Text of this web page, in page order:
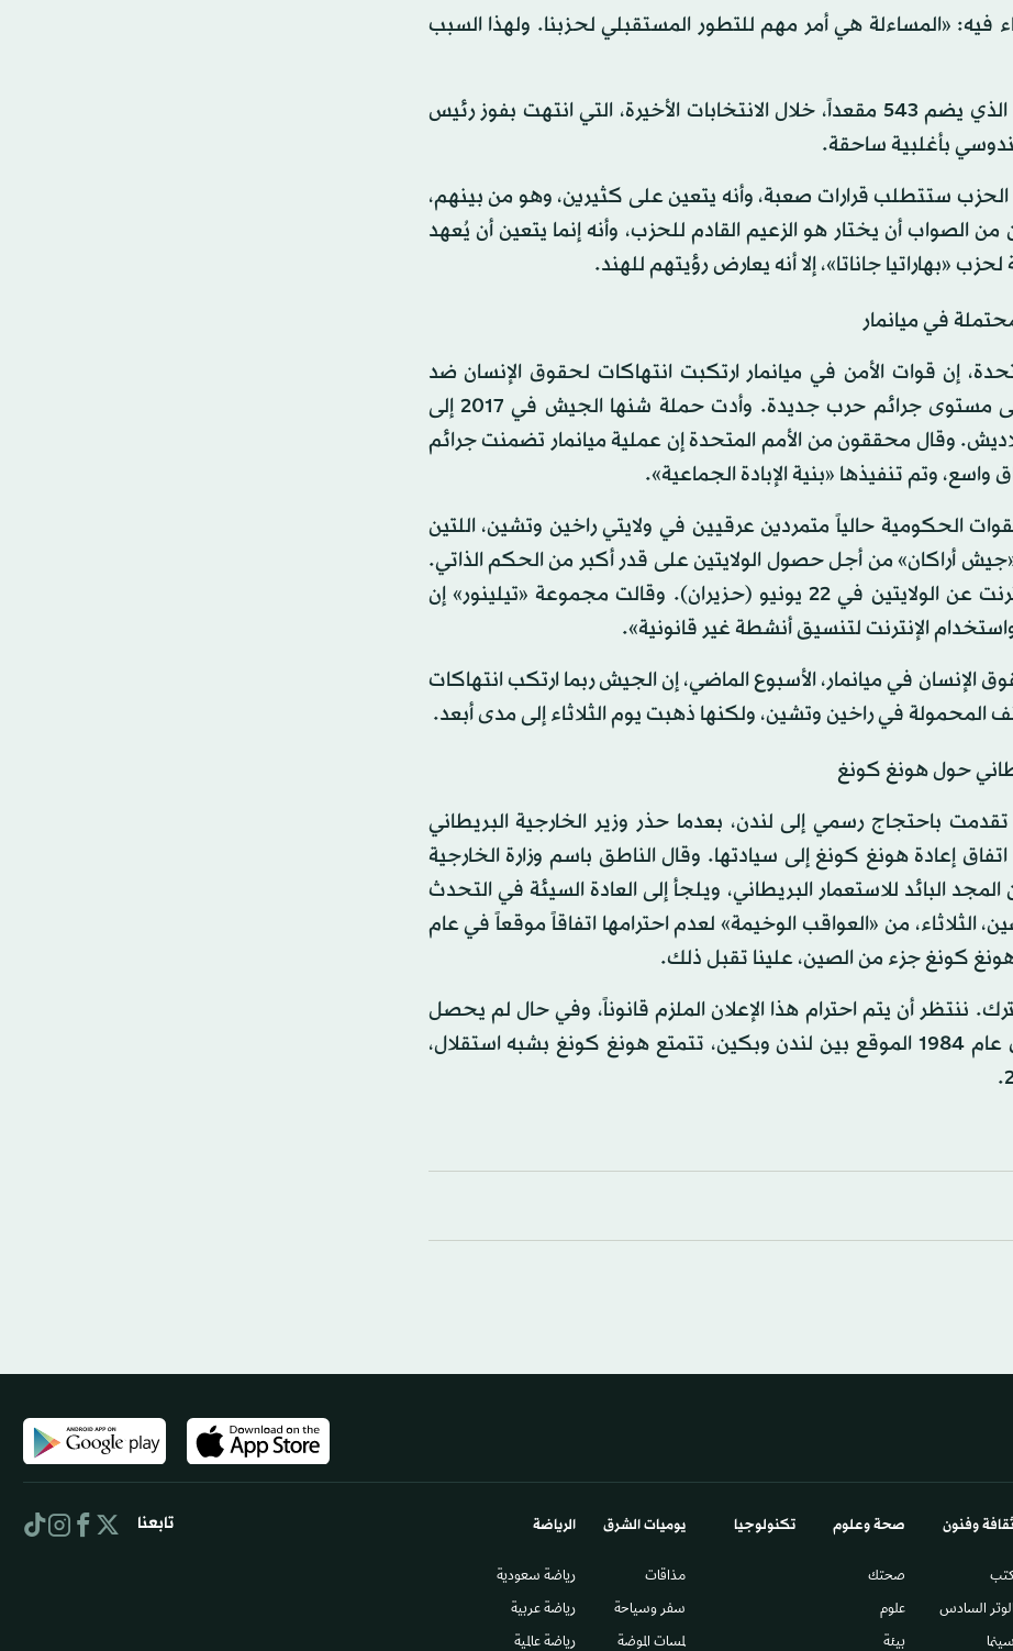
«المساءلة هي أمر مهم للتطور المستقبلي لحزبنا. ولهذا السبب
وحصل حزب المؤتمر على 52 مقعداً فقط في البرلمان الذي يضم 543 مقعداً، خلال الانتخابات الأخيرة، التي انتهت بفوز رئيس
بأغلبية ساحقة.
الحزب ستتطلب قرارات صعبة، وأنه يتعين على كثيرين، وهو من بينهم،
ورأى أنه لن يكون من الصواب أن يختار هو الزعيم القادم للحزب، وأنه إنما يتعين أن يُعهد
«بهاراتيا جاناتا»، إلا أنه يعارض رؤيتهم للهند.
في ميانمار
إن قوات الأمن في ميانمار ارتكبت انتهاكات لحقوق الإنسان ضد
المدنيين في الولايات الغربية المضطربة، ربما ترقى إلى مستوى جرائم حرب جديدة. وأدت حملة شنها الجيش في 2017 إلى
إلى بنغلاديش. وقال محققون من الأمم المتحدة إن عملية ميانمار تضمنت جرائم
وتم تنفيذها «بنية الإبادة الجماعية».
الحكومية حالياً متمردين عرقيين في ولايتي راخين وتشين، اللتين
أراكان» من أجل حصول الولايتين على قدر أكبر من الحكم الذاتي.
وأمرت السلطات شركات الاتصالات بقطع خدمات الإنترنت عن الولايتين في 22 يونيو (حزيران). وقالت مجموعة «تيلينور» إن
الإنترنت لتنسيق أنشطة غير قانونية».
الإنسان في ميانمار، الأسبوع الماضي، إن الجيش ربما ارتكب انتهاكات
في راخين وتشين، ولكنها ذهبت يوم الثلاثاء إلى مدى أبعد.
حول هونغ كونغ
باحتجاج رسمي إلى لندن، بعدما حذر وزير الخارجية البريطاني
إعادة هونغ كونغ إلى سيادتها. وقال الناطق باسم وزارة الخارجية
البائد للاستعمار البريطاني، ويلجأ إلى العادة السيئة في التحدث
من «العواقب الوخيمة» لعدم احترامها اتفاقاً موقعاً في عام
أن يتم احترام هذا الإعلان الملزم قانوناً، وفي حال لم يحصل
ذلك، فستكون هناك عواقب وخيمة». وبموجب اتفاق عام 1984 الموقع بين لندن وبكين، تتمتع هونغ كونغ بشبه استقلال،
وفنون
كتب
الوتر السادس​
سينما
صحة وعلوم
صحتك
علوم
بيئة
تكنولوجيا يوميات الشرق​
مذاقات
سفر وسياحة
لمسات الموضة
الرياضة
رياضة سعودية
رياضة عربية
رياضة عالمية
تابعنا